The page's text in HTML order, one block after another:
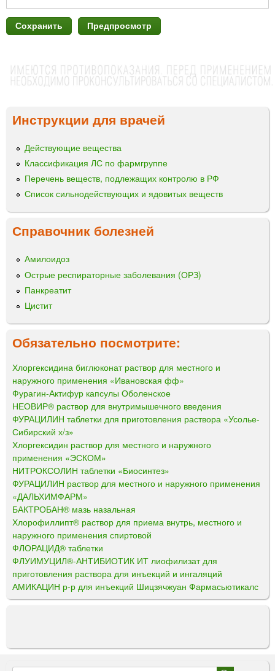
Инструкции для врачей
Действующие вещества
Классификация ЛС по фармгруппе
Перечень веществ, подлежащих контролю в РФ
Список сильнодействующих и ядовитых веществ
Справочник болезней
Амилоидоз
Острые респираторные заболевания (ОРЗ)
Панкреатит
Цистит
Обязательно посмотрите:
Хлоргексидина биглюконат раствор для местного и
наружного применения «Ивановская фф»
Фурагин-Актифур капсулы Оболенское
НЕОВИР® раствор для внутримышечного введения
ФУРАЦИЛИН таблетки для приготовления раствора «Усолье-
Сибирский х/з»
Хлоргексидин раствор для местного и наружного
применения «ЭСКОМ»
НИТРОКСОЛИН таблетки «Биосинтез»
ФУРАЦИЛИН раствор для местного и наружного применения
«ДАЛЬХИМФАРМ»
БАКТРОБАН® мазь назальная
Хлорофиллипт® раствор для приема внутрь, местного и
наружного применения спиртовой
ФЛОРАЦИД® таблетки
ФЛУИМУЦИЛ®-АНТИБИОТИК ИТ лиофилизат для
приготовления раствора для инъекций и ингаляций
АМИКАЦИН р-р для инъекций Шицзячжуан Фармасьютикалс